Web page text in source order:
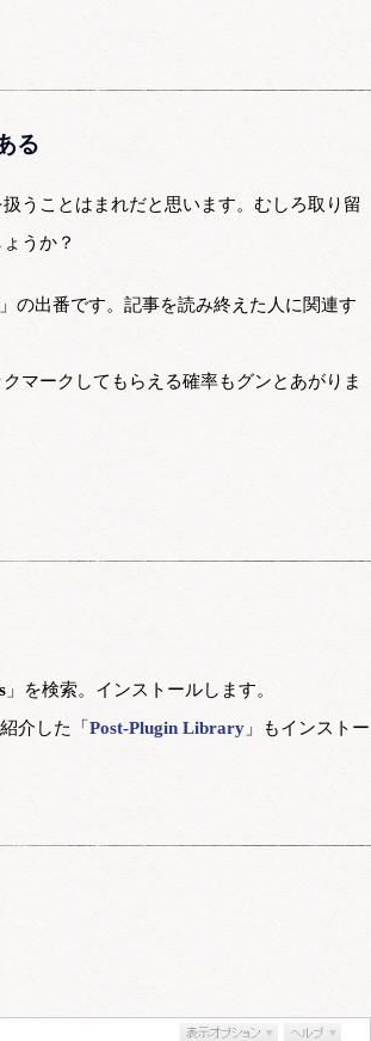
る
うことはまれだと思います。むしろ取り留
うか？
」の出番です。記事を読み終えた人に関連す
マークしてもらえる確率もグンとあがりま
」を検索。インストールします。
介した「 Post-Plugin Library 」もインストー